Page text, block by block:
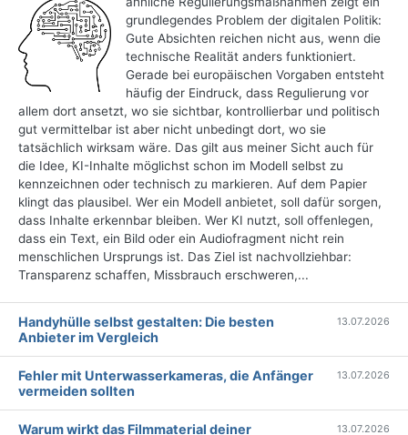
grundlegendes Problem der digitalen Politik:
Gute Absichten reichen nicht aus, wenn die
technische Realität anders funktioniert.
Gerade bei europäischen Vorgaben entsteht
häufig der Eindruck, dass Regulierung vor
allem dort ansetzt, wo sie sichtbar, kontrollierbar und politisch
gut vermittelbar ist aber nicht unbedingt dort, wo sie
tatsächlich wirksam wäre. Das gilt aus meiner Sicht auch für
die Idee, KI-Inhalte möglichst schon im Modell selbst zu
kennzeichnen oder technisch zu markieren. Auf dem Papier
klingt das plausibel. Wer ein Modell anbietet, soll dafür sorgen,
dass Inhalte erkennbar bleiben. Wer KI nutzt, soll offenlegen,
dass ein Text, ein Bild oder ein Audiofragment nicht rein
menschlichen Ursprungs ist. Das Ziel ist nachvollziehbar:
Transparenz schaffen, Missbrauch erschweren,...
Handyhülle selbst gestalten: Die besten
Anbieter im Vergleich
13.07.2026
Fehler mit Unterwasserkameras, die Anfänger
vermeiden sollten
13.07.2026
Warum wirkt das Filmmaterial deiner
13.07.2026